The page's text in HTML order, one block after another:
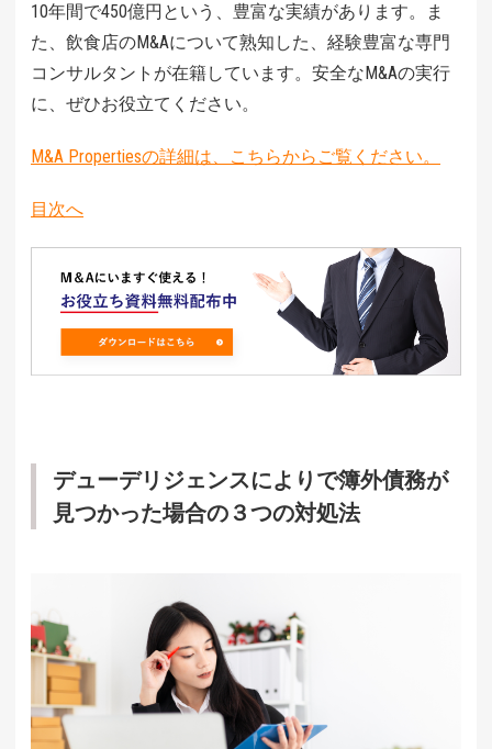
10年間で450億円という、豊富な実績があります。ま
た、飲食店のM&Aについて熟知した、経験豊富な専門
コンサルタントが在籍しています。安全なM&Aの実行
に、ぜひお役立てください。
M&A Propertiesの詳細は、こちらからご覧ください。
目次へ
デューデリジェンスによりで簿外債務が
見つかった場合の３つの対処法